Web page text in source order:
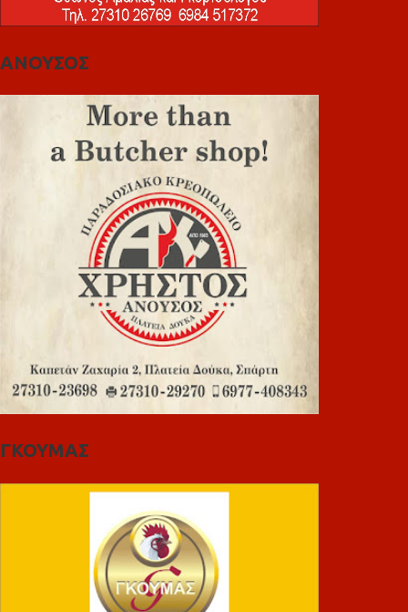
ΑΝΟΥΣΟΣ
ΓΚΟΥΜΑΣ